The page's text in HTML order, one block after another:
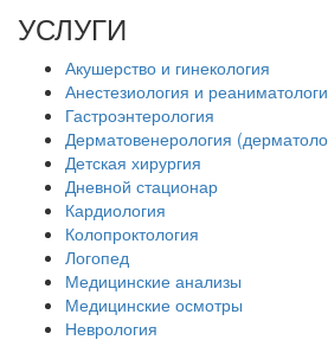
УСЛУГИ
Акушерство и гинекология
Анестезиология и
Гастроэнтерология
Дерматовенерология
Детская хирургия
Дневной стационар
Кардиология
Колопроктология
Логопед
Медицинские анализы
Медицинские осмотры
Неврология